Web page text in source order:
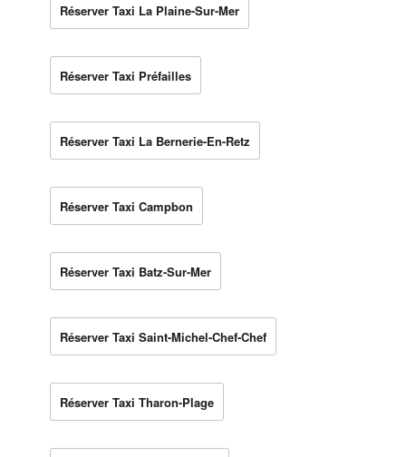
Réserver Taxi La Plaine-Sur-Mer
Réserver Taxi Préfailles
Réserver Taxi La Bernerie-En-Retz
Réserver Taxi Campbon
Réserver Taxi Batz-Sur-Mer
Réserver Taxi Saint-Michel-Chef-Chef
Réserver Taxi Tharon-Plage